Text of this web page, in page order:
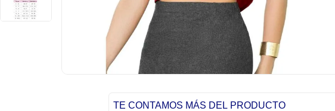
TE CONTAMOS MÁS DEL PRODUCTO